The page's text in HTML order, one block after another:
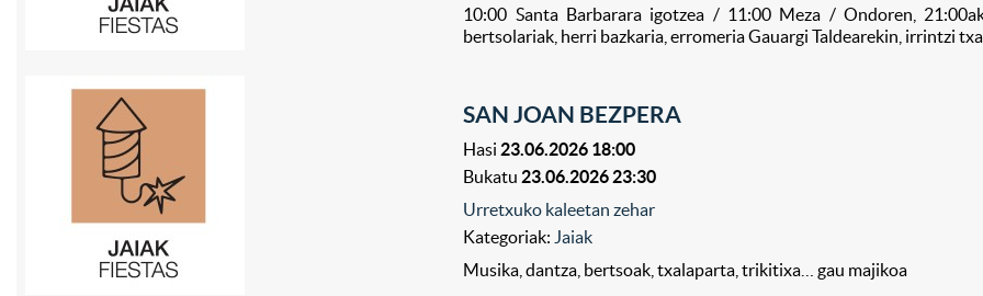
10:00 Santa Barbarara igotzea / 11:00 Meza / Ondoren,
bertsolariak, herri bazkaria, erromeria Gauargi Taldearekin, irrintzi
SAN JOAN BEZPERA
Hasi 23.06.2026 18:00
Bukatu 23.06.2026 23:30
Urretxuko kaleetan zehar
Kategoriak: Jaiak
Musika, dantza, bertsoak, txalaparta, trikitixa… gau majikoa